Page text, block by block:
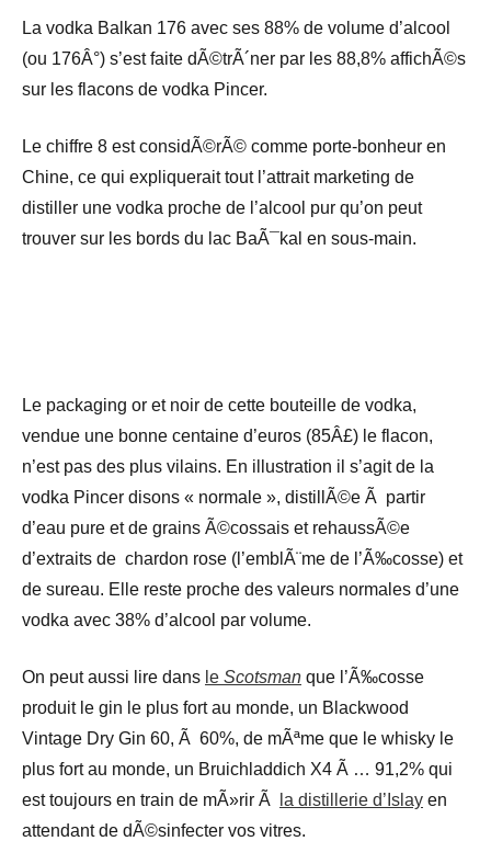
La vodka Balkan 176 avec ses 88% de volume d’alcool
(ou 176Â°) s’est faite dÃ©trÃ´ner par les 88,8% affichÃ©s
sur les flacons de vodka Pincer.
Le chiffre 8 est considÃ©rÃ© comme porte-bonheur en
Chine, ce qui expliquerait tout l’attrait marketing de
distiller une vodka proche de l’alcool pur qu’on peut
trouver sur les bords du lac BaÃ¯kal en sous-main.
Le packaging or et noir de cette bouteille de vodka,
vendue une bonne centaine d’euros (85Â£) le flacon,
n’est pas des plus vilains. En illustration il s’agit de la
vodka Pincer disons « normale », distillÃ©e Ã partir
d’eau pure et de grains Ã©cossais et rehaussÃ©e
d’extraits de chardon rose (l’emblÃ¨me de l’Ã‰cosse) et
de sureau. Elle reste proche des valeurs normales d’une
vodka avec 38% d’alcool par volume.
On peut aussi lire dans le Scotsman que l’Ã‰cosse
produit le gin le plus fort au monde, un Blackwood
Vintage Dry Gin 60, Ã 60%, de mÃªme que le whisky le
plus fort au monde, un Bruichladdich X4 Ã … 91,2% qui
est toujours en train de mÃ»rir Ã
la distillerie d’Islay en
attendant de dÃ©sinfecter vos vitres.